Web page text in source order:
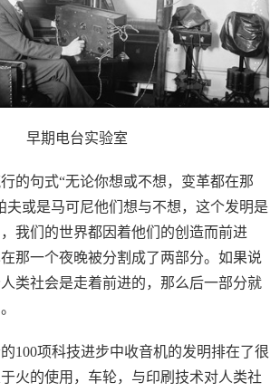
早期电台实验室
的句式“无论你想或不想，变革都在那
夫或是马可尼他们想与不想，这个发明是
我们的世界都因着他们的创造而前进
那一个夜晚被分割成了两部分。如果说
类社会是走着前进的，那么后一部分就
100项科技进步中收音机的发明排在了很
火的使用，车轮，与印刷技术对人类社